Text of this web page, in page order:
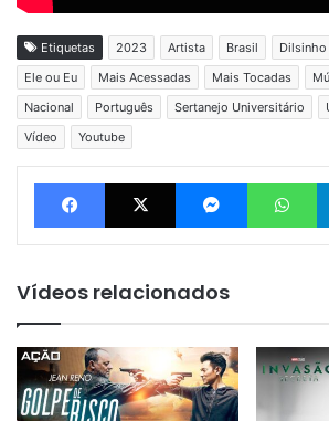
Etiquetas 2023 Artista Brasil Dilsinho
Ele ou Eu
Mais Acessadas Mais Tocadas
Nacional
Português Sertanejo Universitário
Vídeo
Youtube
FacebookX Messenger
Vídeos relacionados